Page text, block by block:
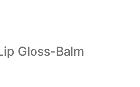
Gloss-Balm